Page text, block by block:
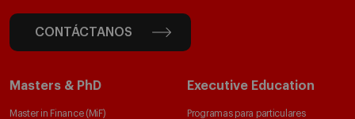
CONTÁCTANOS
Masters & PhD
Master in Finance (MiF)
Executive Education
Programas para particulares